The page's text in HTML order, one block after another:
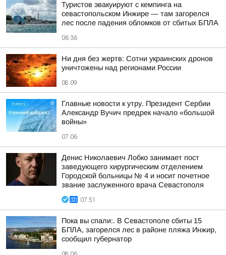
Туристов эвакуируют с кемпинга на
севастопольском Инжире — там загорелся
лес после падения обломков от сбитых БПЛА
06:36
Ни дня без жертв: Сотни украинских дронов
уничтожены над регионами России
08:09
Главные новости к утру. Президент Сербии
Александр Вучич предрек начало «большой
войны»
07:06
Денис Николаевич Лобко занимает пост
заведующего хирургическим отделением
Городской больницы № 4 и носит почетное
звание заслуженного врача Севастополя
07:51
Пока вы спали:. В Севастополе сбиты 15
БПЛА, загорелся лес в районе пляжа Инжир,
сообщил губернатор